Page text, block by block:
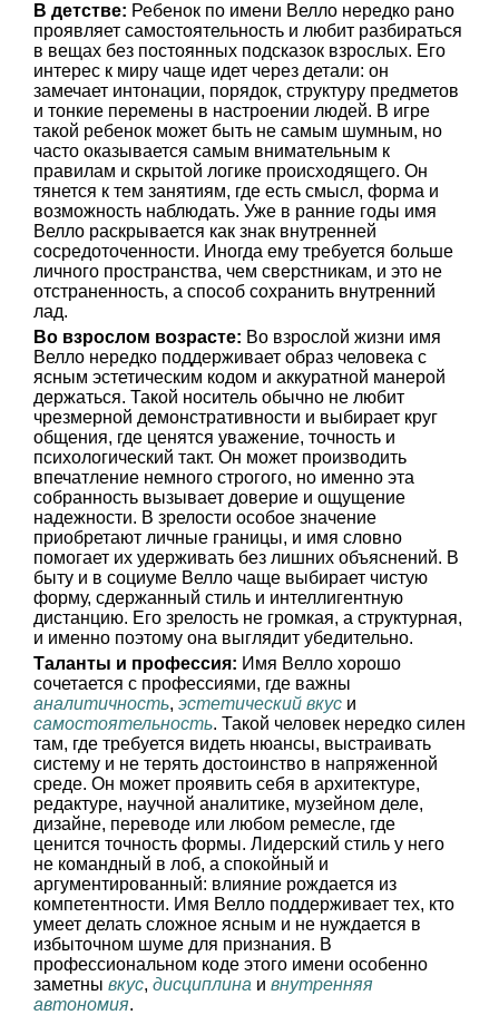
В детстве: Ребенок по имени Велло нередко рано
проявляет самостоятельность и любит разбираться
в вещах без постоянных подсказок взрослых. Его
интерес к миру чаще идет через детали: он
замечает интонации, порядок, структуру предметов
и тонкие перемены в настроении людей. В игре
такой ребенок может быть не самым шумным, но
часто оказывается самым внимательным к
правилам и скрытой логике происходящего. Он
тянется к тем занятиям, где есть смысл, форма и
возможность наблюдать. Уже в ранние годы имя
Велло раскрывается как знак внутренней
сосредоточенности. Иногда ему требуется больше
личного пространства, чем сверстникам, и это не
отстраненность, а способ сохранить внутренний
лад.
Во взрослом возрасте: Во взрослой жизни имя
Велло нередко поддерживает образ человека с
ясным эстетическим кодом и аккуратной манерой
держаться. Такой носитель обычно не любит
чрезмерной демонстративности и выбирает круг
общения, где ценятся уважение, точность и
психологический такт. Он может производить
впечатление немного строгого, но именно эта
собранность вызывает доверие и ощущение
надежности. В зрелости особое значение
приобретают личные границы, и имя словно
помогает их удерживать без лишних объяснений. В
быту и в социуме Велло чаще выбирает чистую
форму, сдержанный стиль и интеллигентную
дистанцию. Его зрелость не громкая, а структурная,
и именно поэтому она выглядит убедительно.
Таланты и профессия: Имя Велло хорошо
сочетается с профессиями, где важны
аналитичность, эстетический вкус и
самостоятельность. Такой человек нередко силен
там, где требуется видеть нюансы, выстраивать
систему и не терять достоинство в напряженной
среде. Он может проявить себя в архитектуре,
редактуре, научной аналитике, музейном деле,
дизайне, переводе или любом ремесле, где
ценится точность формы. Лидерский стиль у него
не командный в лоб, а спокойный и
аргументированный: влияние рождается из
компетентности. Имя Велло поддерживает тех, кто
умеет делать сложное ясным и не нуждается в
избыточном шуме для признания. В
профессиональном коде этого имени особенно
заметны вкус, дисциплина и внутренняя
автономия.